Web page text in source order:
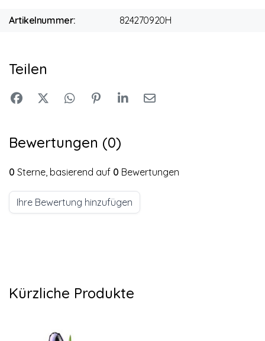
Artikelnummer: 824270920H
Teilen
Bewertungen (0)
0 Sterne, basierend auf 0 Bewertungen
Ihre Bewertung hinzufügen
Kürzliche Produkte